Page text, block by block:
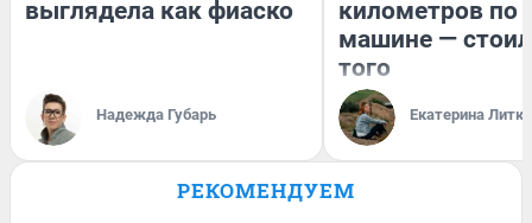
выглядела как фиаско
Надежда Губарь
километров по
машине —
того
Екатерина
РЕКОМЕНДУЕМ